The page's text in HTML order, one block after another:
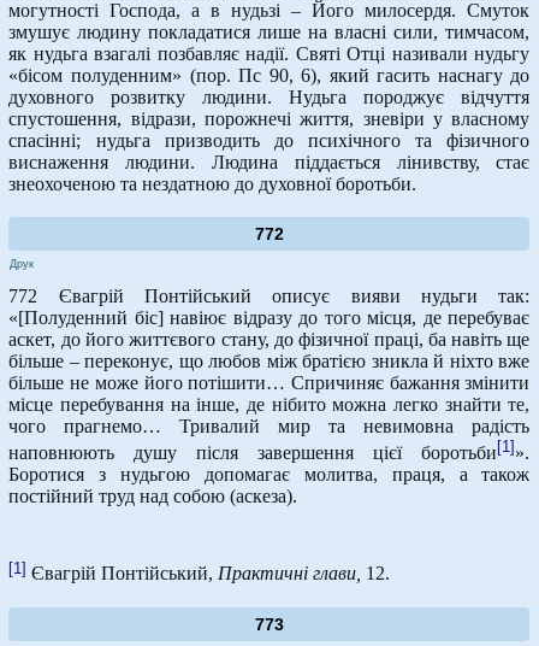
могутності Господа, а в нудьзі – Його милосердя. Смуток
змушує людину покладатися лише на власні сили, тимчасом,
як нудьга взагалі позбавляє надії. Святі Отці називали нудьгу
«бісом полуденним» (пор. Пс 90, 6), який гасить наснагу до
духовного розвитку людини. Нудьга породжує відчуття
спустошення, відрази, порожнечі життя, зневіри у власному
спасінні; нудьга призводить до психічного та фізичного
виснаження людини. Людина піддається лінивству, стає
знеохоченою та нездатною до духовної боротьби.
772
Друк
772 Євагрій Понтійський описує вияви нудьги так:
«[Полуденний біс] навіює відразу до того місця, де перебуває
аскет, до його життєвого стану, до фізичної праці, ба навіть ще
більше – переконує, що любов між братією зникла й ніхто вже
більше не може його потішити… Спричиняє бажання змінити
місце перебування на інше, де нібито можна легко знайти те,
чого прагнемо… Тривалий мир та невимовна радість
наповнюють душу після завершення цієї боротьби [1] ».
Боротися з нудьгою допомагає молитва, праця, а також
постійний труд над собою (аскеза).
[1] Євагрій Понтійський,Практичні глави, 12.
773